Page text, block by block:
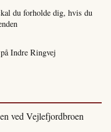
du forholde dig, hvis du
Indre Ringvej
ved Vejlefjordbroen